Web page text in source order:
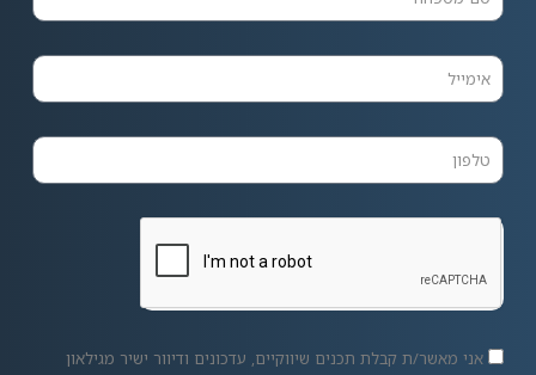
אני מאשר/ת קבלת תכנים שיווקיים, עדכונים ודיוור ישיר מגילאון